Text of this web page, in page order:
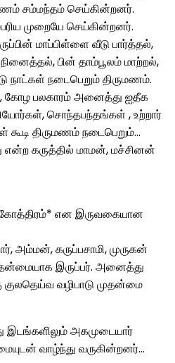
சம்மந்தம் செய்கின்றனர்.
முறையே செய்கின்றனர்.
மாப்பிள்ளை வீடு பார்த்தல்,
பின் தாம்பூலம் மாற்றல்,
நாட்கள் நடைபெறும் திருமணம்.
கோழ பலகாரம் அனைத்து ஐதீக
சொந்தபந்தங்கள் , உற்றார்
கூடி திருமணம் நடைபெறும்…
என்ற கருத்தில் மாமன், மச்சினன்
என இருவகையான
அம்மன், கருப்பசாமி, முருகன்
இருப்பர். அனைத்து
குலதெய்வ வழிபாடு முதன்மை
இடங்களிலும் அகமுடையார்
வாழ்ந்து வருகின்றனர்…